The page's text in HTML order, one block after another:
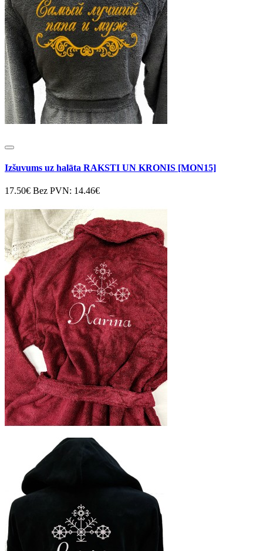
Izšuvums uz halāta RAKSTI UN KRONIS [MON15]
17.50€ Bez PVN: 14.46€